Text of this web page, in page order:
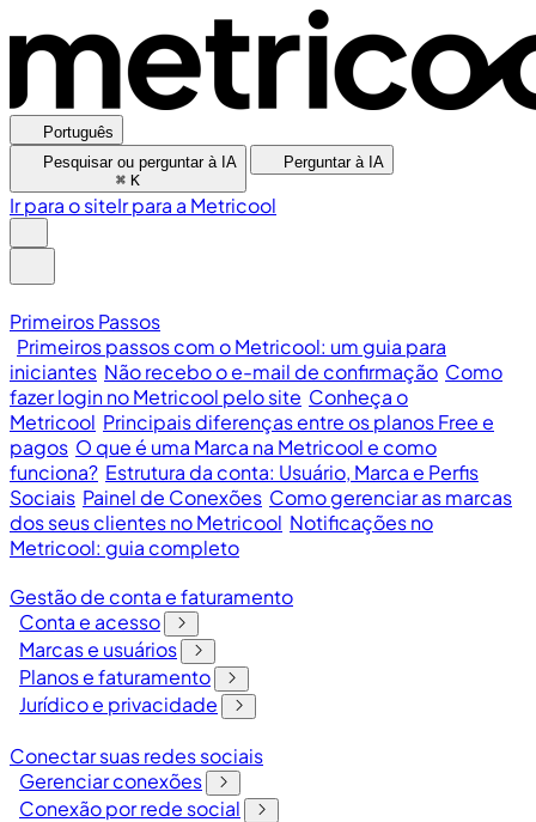
Português
Pesquisar ou perguntar à IA
⌘ K
Perguntar à IA
Ir para o siteIr para a Metricool
Primeiros Passos
Primeiros passos com o Metricool: um guia para
iniciantes Não recebo o e-mail de confirmação Como
fazer login no Metricool pelo site Conheça o
Metricool Principais diferenças entre os planos Free e
pagos O que é uma Marca na Metricool e como
funciona? Estrutura da conta: Usuário, Marca e Perfis
Sociais Painel de Conexões Como gerenciar as marcas
dos seus clientes no Metricool Notificações no
Metricool: guia completo
Gestão de conta e faturamento
Conta e acesso
Marcas e usuários
Planos e faturamento
Jurídico e privacidade
Conectar suas redes sociais
Gerenciar conexões
Conexão por rede social